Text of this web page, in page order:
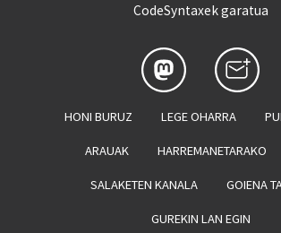
CodeSyntaxek garatua
HONI BURUZ LEGE OHARRA
ARAUAK HARREMANETARAKO
SALAKETEN KANALA GOIENA
GUREKIN LAN EGIN